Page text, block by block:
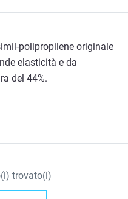
polipropilene originale
elasticità e da
del 44%.
trovato(i)